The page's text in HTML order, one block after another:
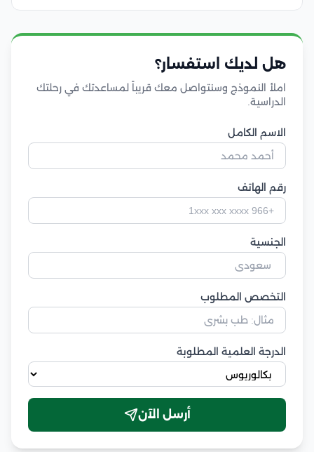
هل لديك استفسار؟
املأ النموذج وسنتواصل معك قريباً لمساعدتك في رحلتك
الدراسية.
الاسم الكامل
رقم الهاتف
الجنسية
التخصص المطلوب
الدرجة العلمية المطلوبة
أرسل الآن